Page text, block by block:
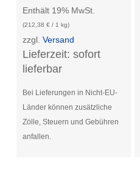
Enthält 19% MwSt.
(212,38 €/ 1 kg)
zzgl. Versand
Lieferzeit: sofort
lieferbar
Bei Lieferungen in Nicht-EU-
Länder können zusätzliche
Zölle, Steuern und Gebühren
anfallen.